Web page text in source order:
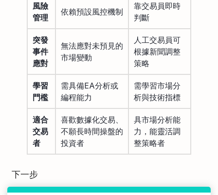
風險
管理
依賴預設風控機制
靠交易員即時
判斷
突發
事件
應對
無法應對未預見的
市場變動
人工交易員可
根據新聞調整
策略
學習
門檻
需具備EA分析或
編程能力
需學習市場分
析與技術指標
適合
交易
者
喜歡數據化交易、
不願長時間操盤的
投資者
具市場分析能
力，能靈活調
整策略者
下一步